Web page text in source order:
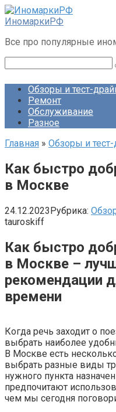
Перейти
к
ИномаркиРФ
Все про популярные
Обзоры и тест-
Ремонт
Обслуживание
Разное
Главная » Обзоры и
Как быстро
в Москве
24.12.2023Рубрика:
tauroskiff
Как быстро
в Москве –
рекомендации
времени
Когда речь заходит о
выбрать наиболее
В Москве есть
выбрать разные виды
нужного пункта
предпочитают
чем мы сегодня